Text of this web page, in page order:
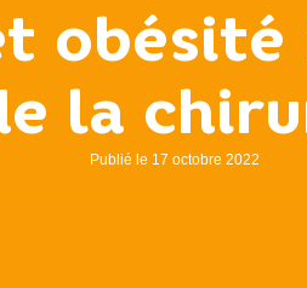
obésité
la
Publié le 17 octobre 2022